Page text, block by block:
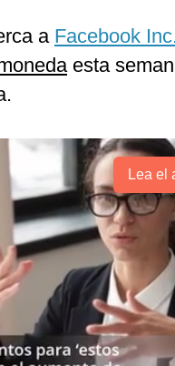
a Facebook
esta
Lea el